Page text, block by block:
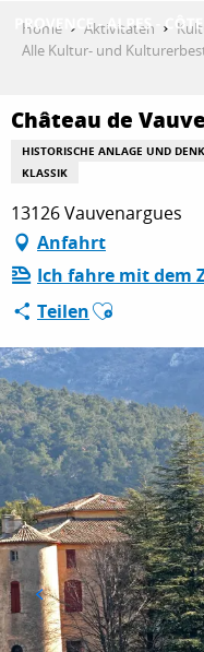
AKTIVITÄTEN
ESPACE
Home Aktivitäten
Alle Kultur- und
Château de
HISTORISCHE ANLAGE UND
KLASSIK
13126 Vauvenargues
Anfahrt
Ich fahre mit dem
TeilenAjouter aux